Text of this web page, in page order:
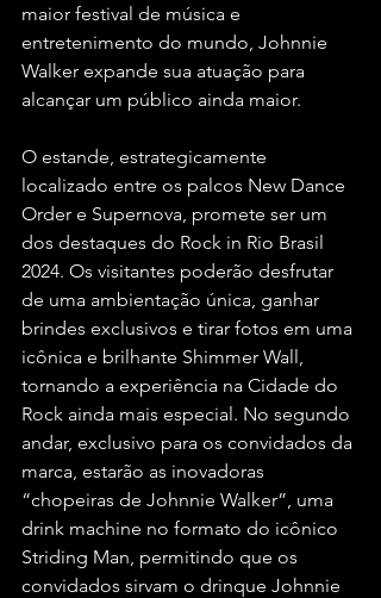
maior festival de música e
entretenimento do mundo, Johnnie
Walker expande sua atuação para
alcançar um público ainda maior.
O estande, estrategicamente
localizado entre os palcos New Dance
Order e Supernova, promete ser um
dos destaques do Rock in Rio Brasil
2024. Os visitantes poderão desfrutar
de uma ambientação única, ganhar
brindes exclusivos e tirar fotos em uma
icônica e brilhante Shimmer Wall,
tornando a experiência na Cidade do
Rock ainda mais especial. No segundo
andar, exclusivo para os convidados da
marca, estarão as inovadoras
“chopeiras de Johnnie Walker”, uma
drink machine no formato do icônico
Striding Man, permitindo que os
convidados sirvam o drinque Johnnie